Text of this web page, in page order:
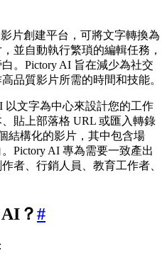
片創建平台，可將文字轉換為
並自動執行繁瑣的編輯任務，
。Pictory AI 旨在減少為社交
品質影片所需的時間和技能。
以文字為中心來設計您的工作
貼上部落格 URL 或匯入轉錄
結構化的影片，其中包含場
Pictory AI 專為需要一致產出
者、行銷人員、教育工作者、
？#